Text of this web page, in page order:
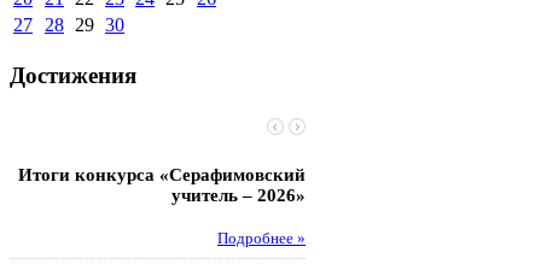
27 28 29 30
Достижения
Итоги конкурса «Серафимовский
учитель – 2026»
Подробнее »